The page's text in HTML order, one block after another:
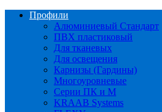
Профили
Алюминиевый Стандарт
ПВХ пластиковый
Для тканевых
Для освещения
Карнизы (Гардины)
Многоуровневые
Серии ПК и М
KRAAB Systems